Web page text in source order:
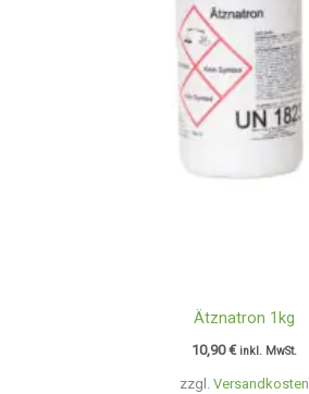
zzgl. Versandkosten
Ätznatron 1kg
10,90€ inkl. MwSt.